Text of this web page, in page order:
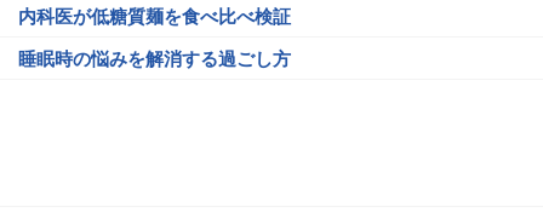
内科医が低糖質麺を食べ比べ検証
睡眠時の悩みを解消する過ごし方